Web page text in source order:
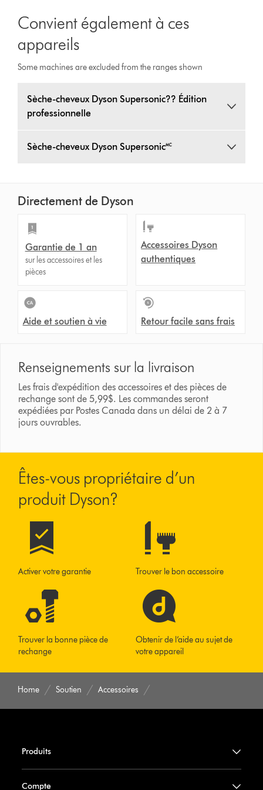
Convient également à ces
appareils
Some machines are excluded from the ranges shown
Sèche-cheveux Dyson Supersonic?? Édition
professionnelle
Sèche-cheveux Dyson Supersonic🅪
Directement de Dyson
Garantie de 1 an
sur les accessoires et les
pièces
Accessoires Dyson
authentiques
Aide et soutien à vie Retour facile sans frais
Renseignements sur la livraison
Les frais d'expédition des accessoires et des pièces de
rechange sont de 5,99$. Les commandes seront
expédiées par Postes Canada dans un délai de 2 à 7
jours ouvrables.
Êtes-vous propriétaire d’un
produit Dyson?
Activer votre garantie Trouver le bon accessoire
Trouver la bonne pièce de
rechange
Obtenir de l’aide au sujet de
votre appareil
Home Soutien Accessoires
Produits
Compte